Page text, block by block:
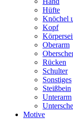
Hüfte
Knöchel
Kopf
Oberarm
Rücken
Schulter
Sonstiges
Steißbein
Unterarm
Motive